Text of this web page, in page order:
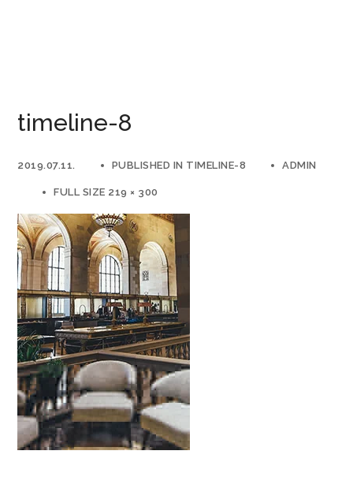
timeline-8
2019.07.11. PUBLISHED IN TIMELINE-8 ADMIN
FULL SIZE 219 × 300